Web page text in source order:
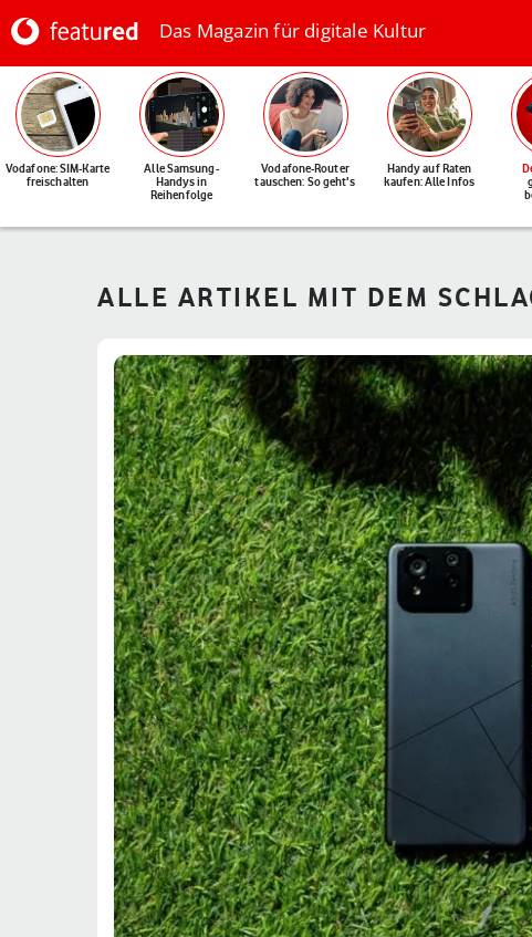
Das Magazin für digitale Kultur
Vodafone: SIM-Karte
freischalten
Alle Samsung-
Handys in
Reihenfolge
Vodafone-Router
tauschen: So geht's
Handy auf Raten
kaufen: Alle Infos
ALLE ARTIKEL MIT DEM